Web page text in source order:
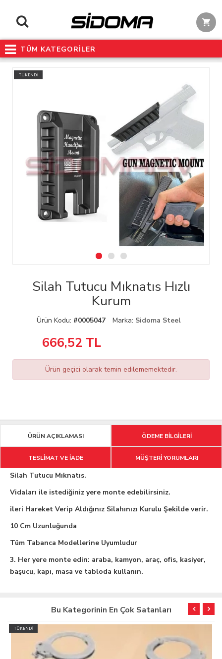
TÜM KATEGORİLER
TÜKENDİ
Silah Tutucu Mıknatıs Hızlı
Kurum
Ürün Kodu: #0005047 Marka: Sidoma Steel
666,52 TL
Ürün geçici olarak temin edilememektedir.
ÜRÜN AÇIKLAMASI ÖDEME BİLGİLERİ
TESLİMAT VE İADE MÜŞTERİ YORUMLARI
Silah Tutucu Mıknatıs.
Vidaları ile istediğiniz yere monte edebilirsiniz.
ileri Hareket Verip Aldığınız Silahınızı Kurulu Şekilde verir.
10 Cm Uzunluğunda
Tüm Tabanca Modellerine Uyumludur
3. Her yere monte edin: araba, kamyon, araç, ofis, kasiyer,
başucu, kapı, masa ve tabloda kullanın.
Bu Kategorinin En Çok Satanları
TÜKENDİ